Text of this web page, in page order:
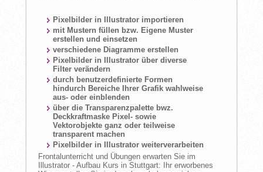
Pixelbilder in Illustrator importieren
mit Mustern füllen bzw. Eigene Muster
erstellen und einsetzen
verschiedene Diagramme erstellen
Pixelbilder in Illustrator über diverse
Filter verändern
durch benutzerdefinierte Formen
hindurch Bereiche Ihrer Grafik wahlweise
aus- oder einblenden
über die Transparenzpalette bwz.
Deckkraftmaske Pixel- sowie
Vektorobjekte ganz oder teilweise
transparent machen
Pixelbilder in Illustrator weiterverarbeiten
Frontalunterricht und Übungen erwarten Sie im
Illustrator - Aufbau Kurs in Stuttgart: Ihr erworbenes